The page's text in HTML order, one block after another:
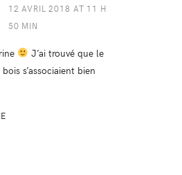
12 AVRIL 2018 AT 11 H
50 MIN
J’ai trouvé que le
s’associaient bien